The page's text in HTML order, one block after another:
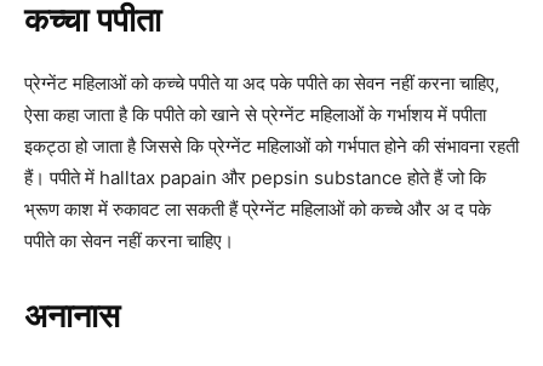
कच्चा पपीता
प्रेग्नेंट महिलाओं को कच्चे पपीते या अद पके पपीते का सेवन नहीं करना चाहिए,
ऐसा कहा जाता है कि पपीते को खाने से प्रेग्नेंट महिलाओं के गर्भाशय में पपीता
इकट्ठा हो जाता है जिससे कि प्रेग्नेंट महिलाओं को गर्भपात होने की संभावना रहती
हैं। पपीते में halltax papain और pepsin substance होते हैं जो कि
भ्रूण काश में रुकावट ला सकती हैं प्रेग्नेंट महिलाओं को कच्चे और अ द पके
पपीते का सेवन नहीं करना चाहिए।
अनानास